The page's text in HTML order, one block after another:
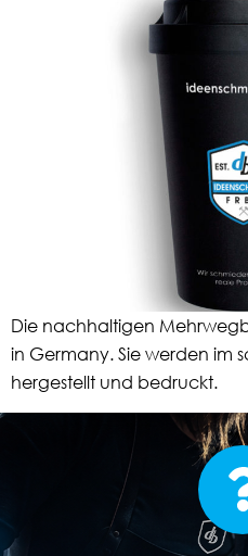
Die nachhaltigen
in Germany. Sie werden im
hergestellt und bedruckt.